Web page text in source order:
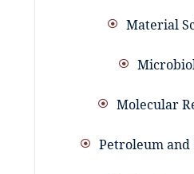
Material
Molecular
Petroleum and